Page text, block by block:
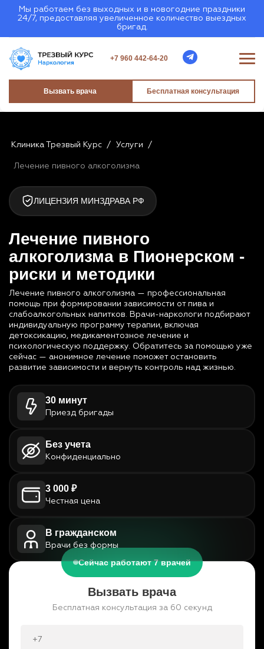
Мы работаем без выходных и в новогодние праздники
24/7, предоставляя увеличенное количество выездных
бригад.
+7 960 442-64-20
Вызвать врача Бесплатная консультация
Клиника Трезвый Курс / Услуги /
Лечение пивного алкоголизма
ЛИЦЕНЗИЯ МИНЗДРАВА РФ
Лечение пивного
алкоголизма в Пионерском -
риски и методики
Лечение пивного алкоголизма — профессиональная
помощь при формировании зависимости от пива и
слабоалкогольных напитков. Врачи-наркологи подбирают
индивидуальную программу терапии, включая
детоксикацию, медикаментозное лечение и
психологическую поддержку. Обратитесь за помощью уже
сейчас — анонимное лечение поможет остановить
развитие зависимости и вернуть контроль над жизнью.
30 минут
Приезд бригады
Без учета
Конфиденциально
3 000 ₽
Честная цена
В гражданском
Врачи без формы
Сейчас работают 7 врачей
Вызвать врача
Бесплатная консультация за 60 секунд